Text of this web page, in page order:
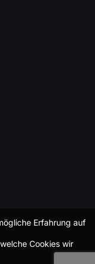
Erfahrung auf
Cookies wir